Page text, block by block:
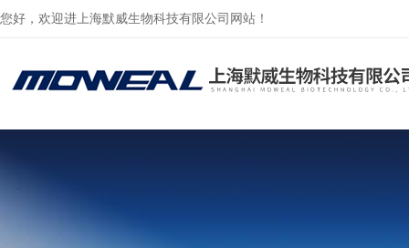
您好，欢迎进上海默威生物科技有限公司网站！